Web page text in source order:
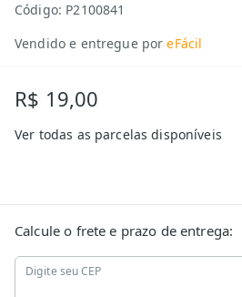
Código: P2100841
Vendido e entregue por eFácil
R$ 19,00
Ver todas as parcelas disponíveis
Calcule o frete e prazo de entrega:
Digite seu CEP